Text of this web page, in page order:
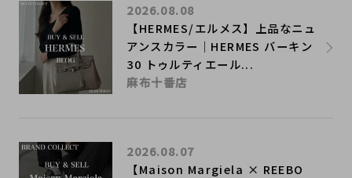
【HERMES/エルメス】上品なニュ
アンスカラー｜HERMES バーキン
30 トゥルティエール...
2026.08.08
麻布十番店
【Maison Margiela × REEBO
2026.08.07